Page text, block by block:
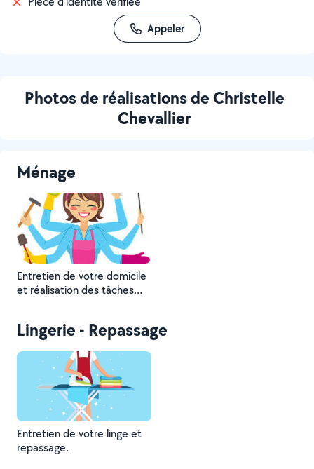
Appeler
Photos de réalisations de Christelle
Chevallier
Ménage
Entretien de votre domicile
et réalisation des tâches
Lingerie - Repassage
Entretien de votre linge et
repassage.